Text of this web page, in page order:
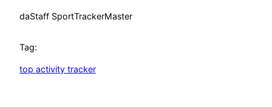
daStaff SportTrackerMaster
Tag:
top activity tracker